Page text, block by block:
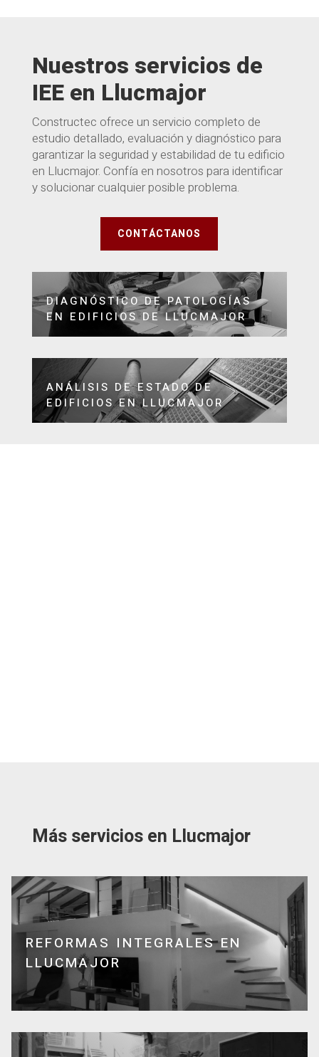
Nuestros servicios de
IEE en Llucmajor
Constructec ofrece un servicio completo de
estudio detallado, evaluación y diagnóstico para
garantizar la seguridad y estabilidad de tu edificio
en Llucmajor. Confía en nosotros para identificar
y solucionar cualquier posible problema.
CONTÁCTANOS
DIAGNÓSTICO DE PATOLOGÍAS
EN EDIFICIOS DE LLUCMAJOR
ANÁLISIS DE ESTADO DE
EDIFICIOS EN LLUCMAJOR
Más servicios en Llucmajor
REFORMAS INTEGRALES EN
LLUCMAJOR